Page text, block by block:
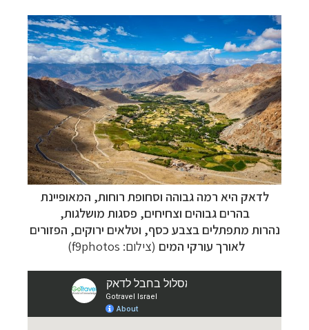
לדאק היא רמה גבוהה וסחופת רוחות, המאופיינת
בהרים גבוהים וצחיחים, פסגות מושלגות,
נהרות מתפתלים בצבע כסף, וטלאים ירוקים, הפזורים
לאורך עורקי המים (צילום: f9photos)